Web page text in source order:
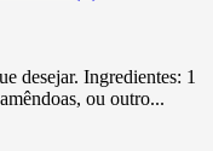
desejar. Ingredientes: 1
ou outro...